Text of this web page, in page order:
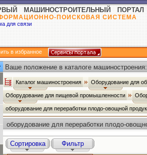
МАШИНОСТРОИТЕЛЬНЫЙ ПОРТАЛ
ПОИСКОВАЯ СИСТЕМА
для связи
в избранное
Ваше положение в каталоге машиностроения:
Каталог машиностроения Оборудование для
Оборудование для пищевой промышленности
оборудование для переработки плодо-овощной
оборудование для переработки плодо-
Сортировка Фильтр